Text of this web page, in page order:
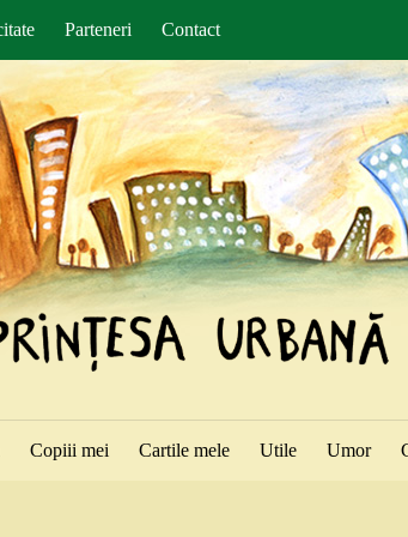
Parteneri Contact
Copiii mei Cartile mele Utile Umor